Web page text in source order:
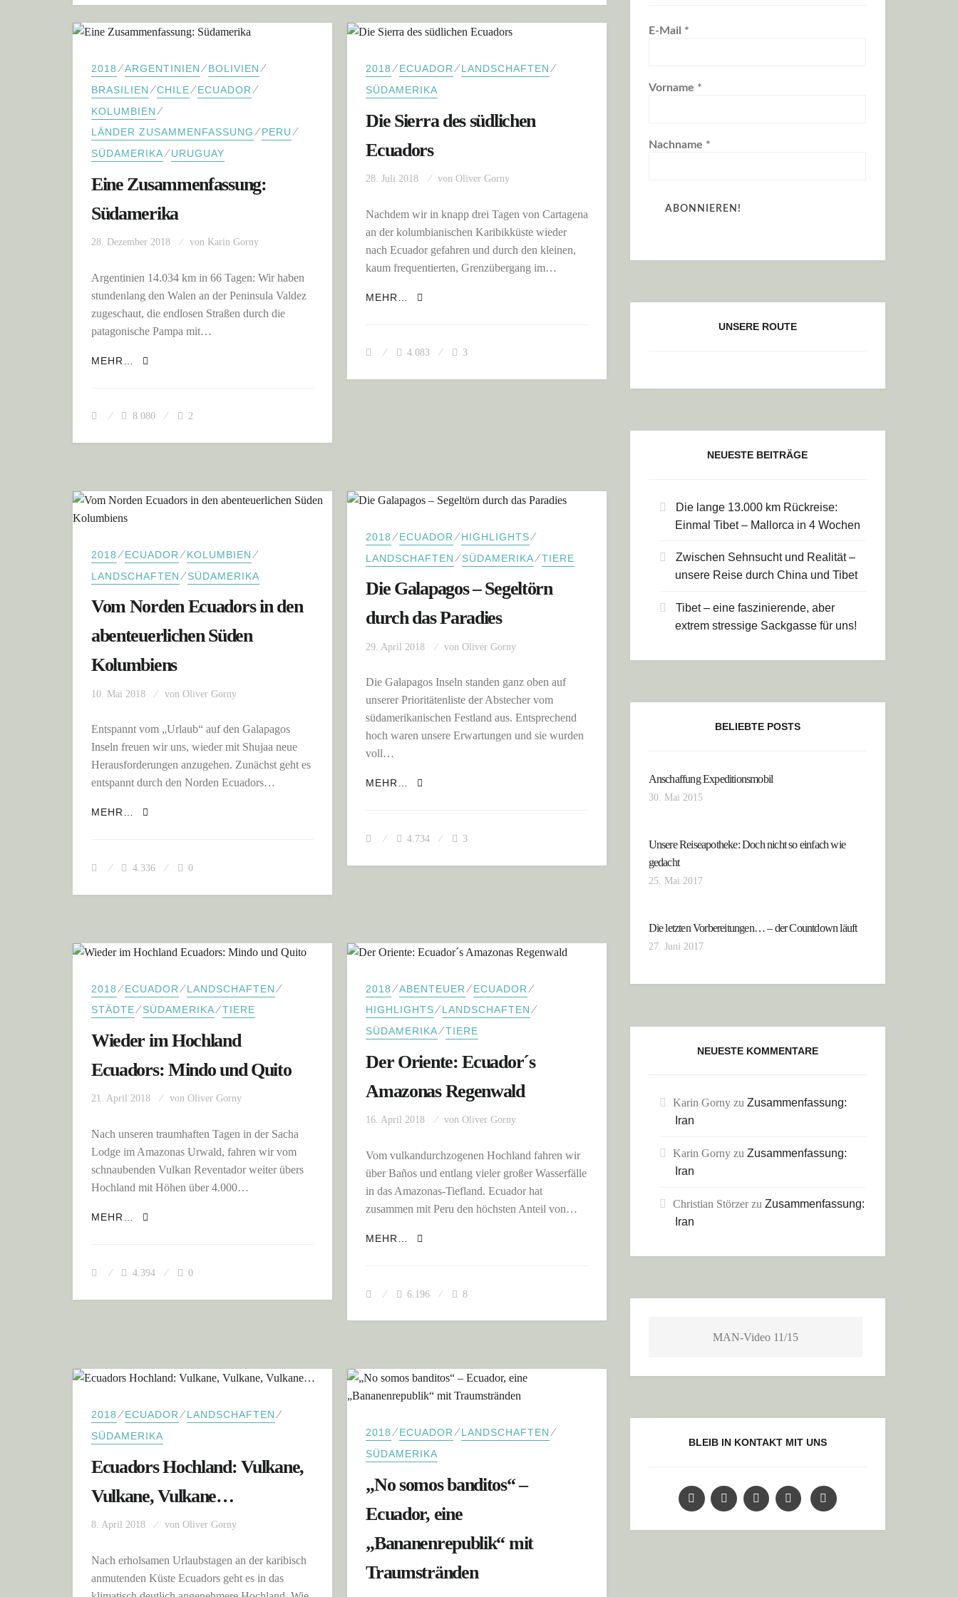
2018 ⁄ARGENTINIEN ⁄BOLIVIEN ⁄
BRASILIEN ⁄CHILE⁄ECUADOR ⁄
KOLUMBIEN ⁄
LÄNDER ZUSAMMENFASSUNG ⁄PERU ⁄
SÜDAMERIKA⁄URUGUAY
Eine Zusammenfassung:
Südamerika
28. Dezember 2018 von Karin Gorny
Argentinien 14.034 km in 66 Tagen: Wir haben
stundenlang den Walen an der Peninsula Valdez
zugeschaut, die endlosen Straßen durch die
patagonische Pampa mit…
MEHR… EINE ZUSAMMENFASSUNG: SÜDAMERIKA
8.080 2
2018 ⁄ECUADOR⁄LANDSCHAFTEN ⁄
SÜDAMERIKA
Die Sierra des südlichen
Ecuadors
28. Juli 2018 vonOliver Gorny
Nachdem wir in knapp drei Tagen von Cartagena
an der kolumbianischen Karibikküste wieder
nach Ecuador gefahren und durch den kleinen,
kaum frequentierten, Grenzübergang im…
MEHR… DIE SIERRA DES SÜDLICHEN ECUADORS
4.083 3
2018 ⁄ECUADOR ⁄KOLUMBIEN ⁄
LANDSCHAFTEN ⁄SÜDAMERIKA
Vom Norden Ecuadors in den
abenteuerlichen Süden
Kolumbiens
10. Mai 2018 von Oliver Gorny
Entspannt vom „Urlaub“ auf den Galapagos
Inseln freuen wir uns, wieder mit Shujaa neue
Herausforderungen anzugehen. Zunächst geht es
entspannt durch den Norden Ecuadors…
MEHR… VOM NORDEN ECUADORS IN DEN ABENTEUERLICHEN SÜDEN KOLUMBIENS
4.336 0
2018 ⁄ECUADOR ⁄HIGHLIGHTS⁄
LANDSCHAFTEN ⁄SÜDAMERIKA⁄TIERE
Die Galapagos – Segeltörn
durch das Paradies
29. April 2018 vonOliver Gorny
Die Galapagos Inseln standen ganz oben auf
unserer Prioritätenliste der Abstecher vom
südamerikanischen Festland aus. Entsprechend
hoch waren unsere Erwartungen und sie wurden
voll…
MEHR… DIE GALAPAGOS – SEGELTÖRN DURCH DAS PARADIES
4.734 3
2018 ⁄ECUADOR ⁄LANDSCHAFTEN ⁄
STÄDTE⁄SÜDAMERIKA⁄TIERE
Wieder im Hochland
Ecuadors: Mindo und Quito
21. April 2018 von Oliver Gorny
Nach unseren traumhaften Tagen in der Sacha
Lodge im Amazonas Urwald, fahren wir vom
schnaubenden Vulkan Reventador weiter übers
Hochland mit Höhen über 4.000…
MEHR… WIEDER IM HOCHLAND ECUADORS: MINDO UND QUITO
4.394 0
2018 ⁄ABENTEUER ⁄ECUADOR ⁄
HIGHLIGHTS⁄LANDSCHAFTEN ⁄
SÜDAMERIKA⁄TIERE
Der Oriente: Ecuador´s
Amazonas Regenwald
16. April 2018 vonOliver Gorny
Vom vulkandurchzogenen Hochland fahren wir
über Baños und entlang vieler großer Wasserfälle
in das Amazonas-Tiefland. Ecuador hat
zusammen mit Peru den höchsten Anteil von…
MEHR… DER ORIENTE: ECUADOR´S AMAZONAS REGENWALD
6.196 8
2018 ⁄ECUADOR ⁄LANDSCHAFTEN ⁄
SÜDAMERIKA
Ecuadors Hochland: Vulkane,
Vulkane, Vulkane…
8. April 2018 von Oliver Gorny
Nach erholsamen Urlaubstagen an der karibisch
anmutenden Küste Ecuadors geht es in das
2018 ⁄ECUADOR ⁄LANDSCHAFTEN ⁄
SÜDAMERIKA
„No somos banditos“ –
Ecuador, eine
„Bananenrepublik“ mit
Traumstränden
E-Mail *
Vorname *
Nachname *
UNSERE ROUTE
NEUESTE BEITRÄGE
Die lange 13.000 km Rückreise:
Einmal Tibet – Mallorca in 4 Wochen
Zwischen Sehnsucht und Realität –
unsere Reise durch China und Tibet
Tibet – eine faszinierende, aber
extrem stressige Sackgasse für uns!
BELIEBTE POSTS
Anschaffung Expeditionsmobil
30. Mai 2015
Unsere Reiseapotheke: Doch nicht so einfach wie
gedacht
25. Mai 2017
Die letzten Vorbereitungen… – der Countdown läuft
27. Juni 2017
NEUESTE KOMMENTARE
Karin Gorny zuZusammenfassung:
Iran
Karin Gorny zuZusammenfassung:
Iran
Christian StörzerzuZusammenfassung:
Iran
MAN-Video 11/15
BLEIB IN KONTAKT MIT UNS